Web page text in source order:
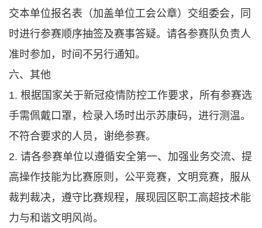
交本单位报名表（加盖单位工会公章）交组委会，同
时进行参赛顺序抽签及赛事答疑。请各参赛队负责人
准时参加，时间不另行通知。
六、其他
1. 根据国家关于新冠疫情防控工作要求，所有参赛选
手需佩戴口罩，检录入场时出示苏康码，进行测温。
不符合要求的人员，谢绝参赛。
2. 请各参赛单位以遵循安全第一、加强业务交流、提
高操作技能为比赛原则，公平竞赛，文明竞赛，服从
裁判裁决，遵守比赛规程，展现园区职工高超技术能
力与和谐文明风尚。